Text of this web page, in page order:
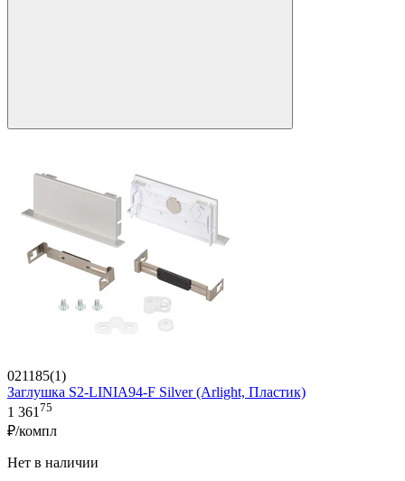
021185(1)
Заглушка S2-LINIA94-F Silver (Arlight, Пластик)
1 361 75
₽/компл
Нет в наличии